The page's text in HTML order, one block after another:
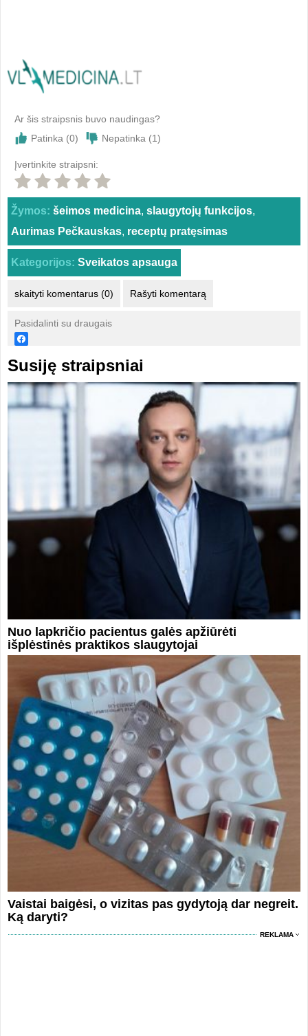
Ar šis straipsnis buvo naudingas?
Patinka (0) Nepatinka (1)
Įvertinkite straipsni:
Žymos: šeimos medicina, slaugytojų funkcijos,
Aurimas Pečkauskas, receptų pratęsimas
Kategorijos: Sveikatos apsauga
skaityti komentarus (0) Rašyti komentarą
Pasidalinti su draugais
Susiję straipsniai
Nuo lapkričio pacientus galės apžiūrėti
išplėstinės praktikos slaugytojai
Vaistai baigėsi, o vizitas pas gydytoją dar negreit.
Ką daryti?
REKLAMA